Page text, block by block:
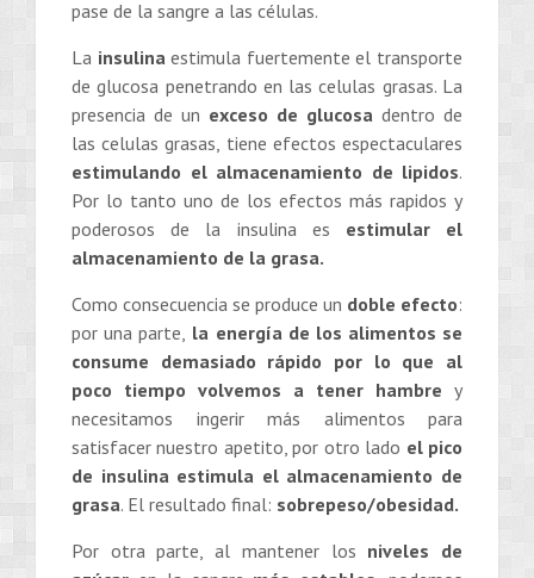
pase de la sangre a las células.
La insulina estimula fuertemente el transporte
de glucosa penetrando en las celulas grasas. La
presencia de un exceso de glucosa dentro de
las celulas grasas, tiene efectos espectaculares
estimulando el almacenamiento de lipidos.
Por lo tanto uno de los efectos más rapidos y
poderosos de la insulina es estimular el
almacenamiento de la grasa.
Como consecuencia se produce un doble efecto:
por una parte, la energía de los alimentos se
consume demasiado rápido por lo que al
poco tiempo volvemos a tener hambre y
necesitamos ingerir más alimentos para
satisfacer nuestro apetito, por otro lado el pico
de insulina estimula el almacenamiento de
grasa. El resultado final: sobrepeso/obesidad.
Por otra parte, al mantener los niveles de